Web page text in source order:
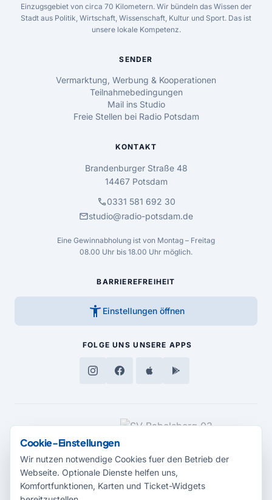
Einzugsgebiet von circa 70 Kilometern. Wir bündeln das Wissen der
Stadt aus Politik, Wirtschaft, Wissenschaft, Kultur und Sport. Das ist
unsere lokale Kompetenz.
SENDER
Vermarktung, Werbung & Kooperationen
Teilnahmebedingungen
Mail ins Studio
Freie Stellen bei Radio Potsdam
KONTAKT
Brandenburger Straße 48
14467 Potsdam
call0331 581 692 30
mailstudio@radio-potsdam.de
Eine Gewinnabholung ist von Montag – Freitag
08.00 Uhr bis 18.00 Uhr möglich.
BARRIEREFREIHEIT
accessibility_new Einstellungen öffnen
FOLGE UNS UNSERE APPS
MEDIENPARTNER
Cookie-Einstellungen
Wir nutzen notwendige Cookies fuer den Betrieb der
Webseite. Optionale Dienste helfen uns,
Komfortfunktionen, Karten und Ticket-Widgets